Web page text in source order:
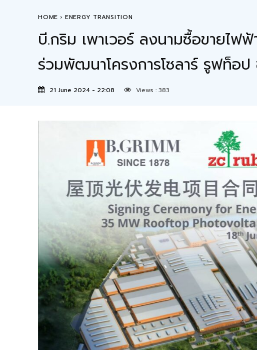
HOME ENERGY TRANSITION
บี.กริม เพาเวอร์ ลงนามซื้อขายไฟ
ร่วมพัฒนาโครงการโซลาร์ รูฟท็อ
21 June 2024 - 22:08 Views : 383